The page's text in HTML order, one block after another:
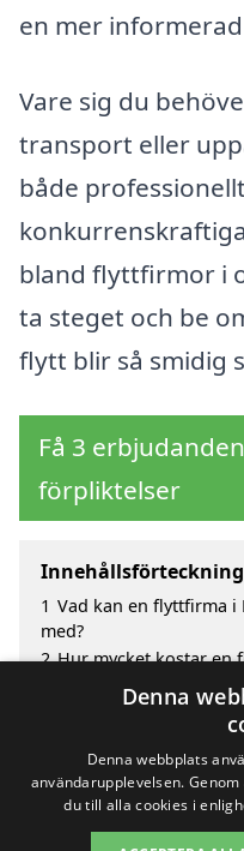
en mer
Vare sig du
transport eller
både
bland flyttfirmor i
ta steget och be
flytt blir så smidig
Få 3
förpliktelser
Innehållsförteckning
1 Vad kan en flyttfirma
med?
2 Hur mycket kostar en
Fördelar med att
Sök efter en skicklig
städerna
Denna
Denna webbplats
användarupplevelsen.
du till alla cookies i